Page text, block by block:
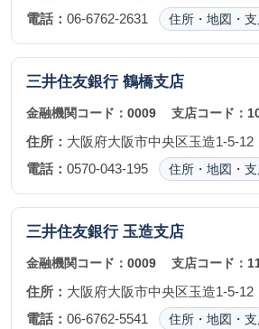
電話： 06-6762-2631 住所・地図・
三井住友銀行 鶴橋支店
金融機関コード： 0009 支店コード：
住所： 大阪府大阪市中央区玉造1-5-12
電話： 0570-043-195 住所・地図・
三井住友銀行 玉造支店
金融機関コード： 0009 支店コード：
住所： 大阪府大阪市中央区玉造1-5-12
電話： 06-6762-5541 住所・地図・